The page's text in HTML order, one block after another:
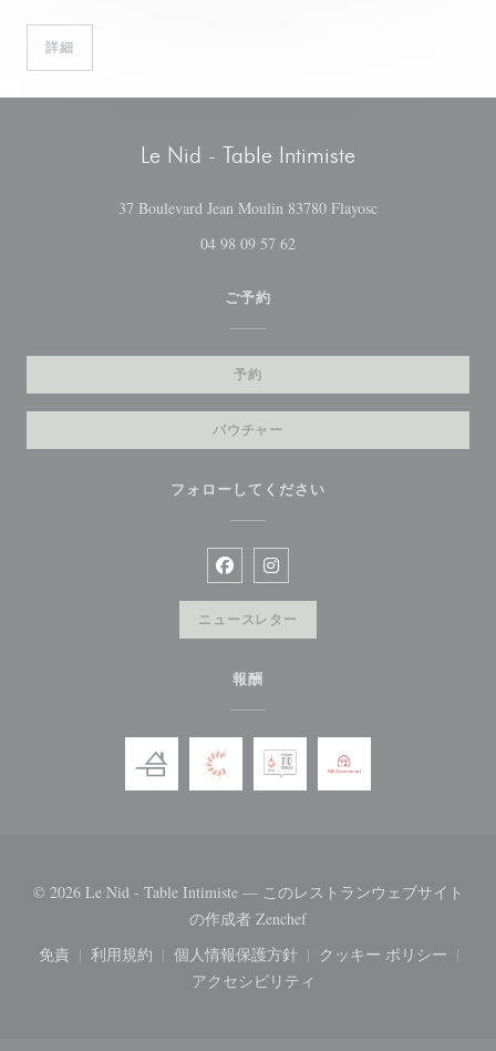
詳細((新しいウィンドウで開きます))
Le Nid - Table Intimiste
37 Boulevard Jean Moulin 83780 Flayosc((新しいウィン
04 98 09 57 62
ご予約
予約
バウチャー
フォローしてください
Facebook ((新しいウィンドウで開
Instagram ((新しいウィンド
ニュースレター
報酬
© 2026 Le Nid - Table Intimiste — このレストランウェブサイト
の作成者 Zenchef((新しいウィンドウで開き
免責
((新しいウィンドウで開きます))
利用規約
((新しいウィンドウで開きます))
個人情報保護方針
((新しいウィンドウで開きます))
クッキー ポリシー
((新しいウィ
アクセシビリティ
((新しいウィンドウで開きます))